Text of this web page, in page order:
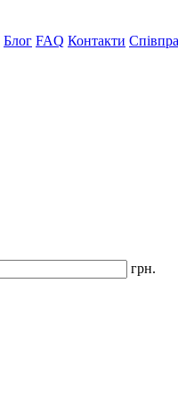
Блог FAQ Контакти
грн.